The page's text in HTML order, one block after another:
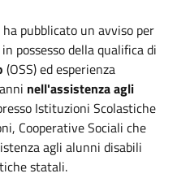
pubblicato un avviso per
in possesso della qualifica di
(OSS) ed esperienza
nell'assistenza agli
Istituzioni Scolastiche
Cooperative Sociali che
agli alunni disabili
statali.